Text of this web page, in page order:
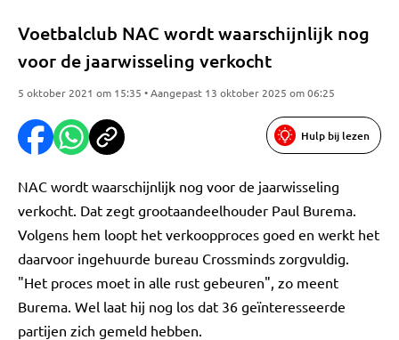
Voetbalclub NAC wordt waarschijnlijk nog
voor de jaarwisseling verkocht
5 oktober 2021 om 15:35 • Aangepast 13 oktober 2025 om 06:25
Hulp bij lezen
NAC wordt waarschijnlijk nog voor de jaarwisseling
verkocht. Dat zegt grootaandeelhouder Paul Burema.
Volgens hem loopt het verkoopproces goed en werkt het
daarvoor ingehuurde bureau Crossminds zorgvuldig.
"Het proces moet in alle rust gebeuren", zo meent
Burema. Wel laat hij nog los dat 36 geïnteresseerde
partijen zich gemeld hebben.